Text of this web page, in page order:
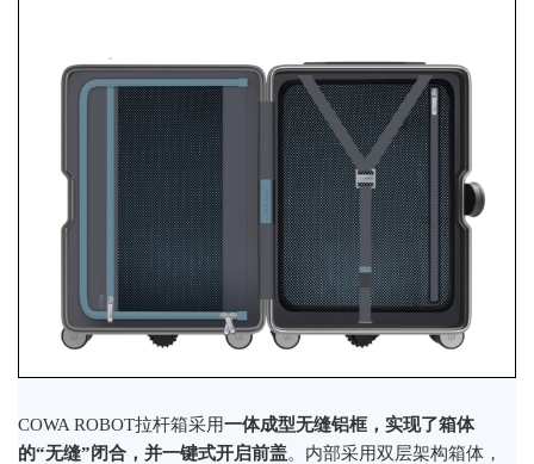
COWA ROBOT拉杆箱采用一体成型无缝铝框，实现了箱体
的“无缝”闭合，并一键式开启前盖。内部采用双层架构箱体，